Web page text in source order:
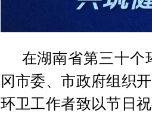
在湖南省第三十个
冈市委、市政府组织
环卫工作者致以节日